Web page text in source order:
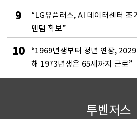
9
“LG유플러스, AI 데이터센터 조
멘텀 확보”
10
“1969년생부터 정년 연장,
해 1973년생은 65세까지 근로”
투벤저스